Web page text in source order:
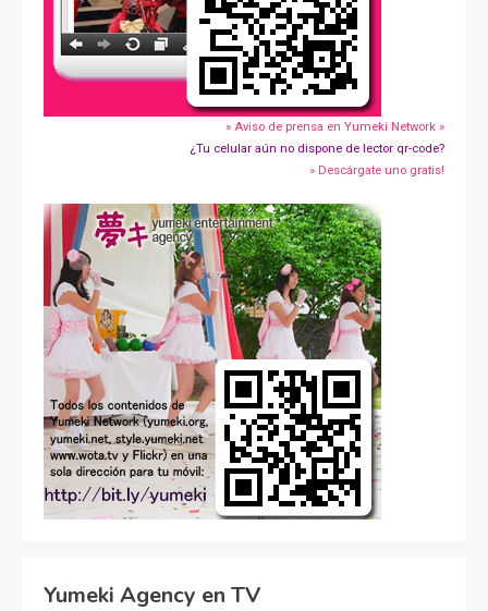
» Aviso de prensa en Yumeki Network »
¿Tu celular aún no dispone de lector qr-code?
» Descárgate uno gratis!
Yumeki Agency en TV